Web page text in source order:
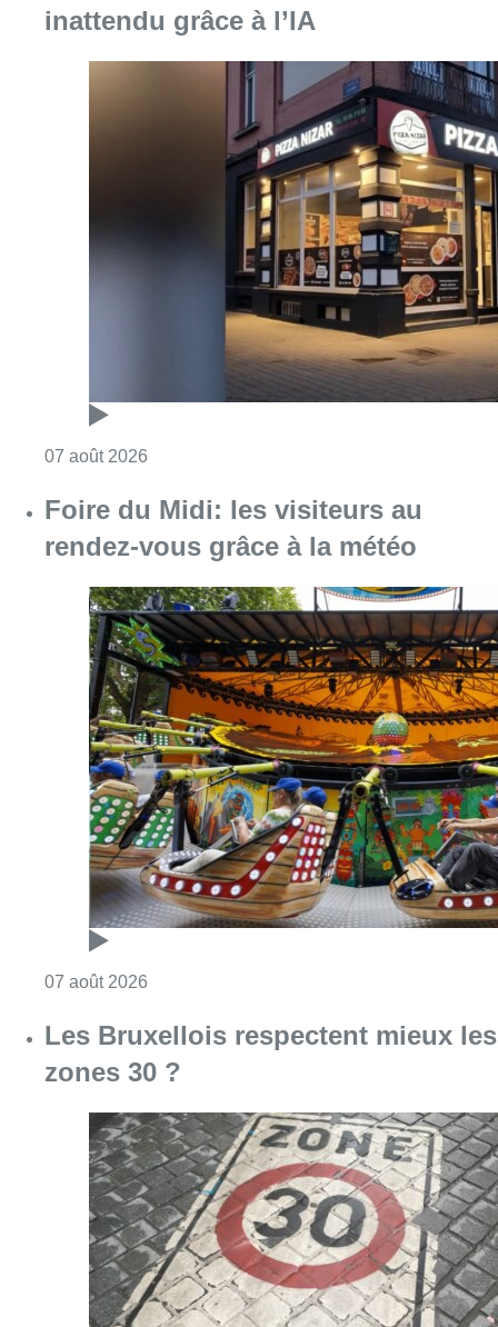
inattendu grâce à l’IA
07 août 2026
Foire du Midi: les visiteurs au
rendez-vous grâce à la météo
07 août 2026
Les Bruxellois respectent mieux les
zones 30 ?